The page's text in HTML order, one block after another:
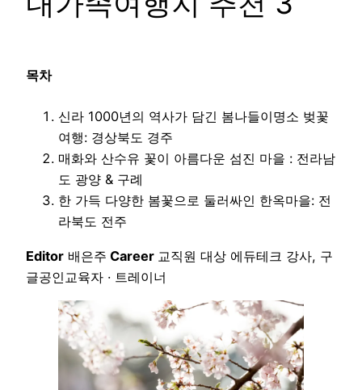
목차
신라 1000년의 역사가 담긴 봄나들이명소 벚꽃
여행: 경상북도 경주
매화와 산수유 꽃이 아름다운 섬진 마을 : 전라남
도 광양 & 구례
한 가득 다양한 봄꽃으로 둘러싸인 한옥마을: 전
라북도 전주
Editor 배은주 Career 교직원 대상 에듀테크 강사, 구
글공인교육자 · 트레이너